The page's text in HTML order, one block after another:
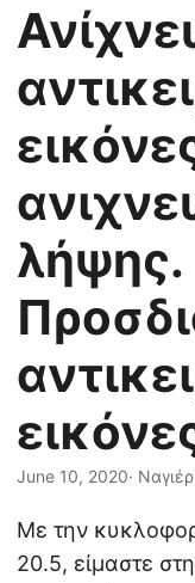
π
λ
ο
γ
η
σ
η
λήψης.
June 10, 2020·
Με την
20.5, είμαστε